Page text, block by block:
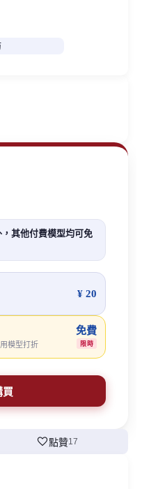
其他付費模型均可免
¥ 20
模型打折
免費
限時
買
favorite點贊17